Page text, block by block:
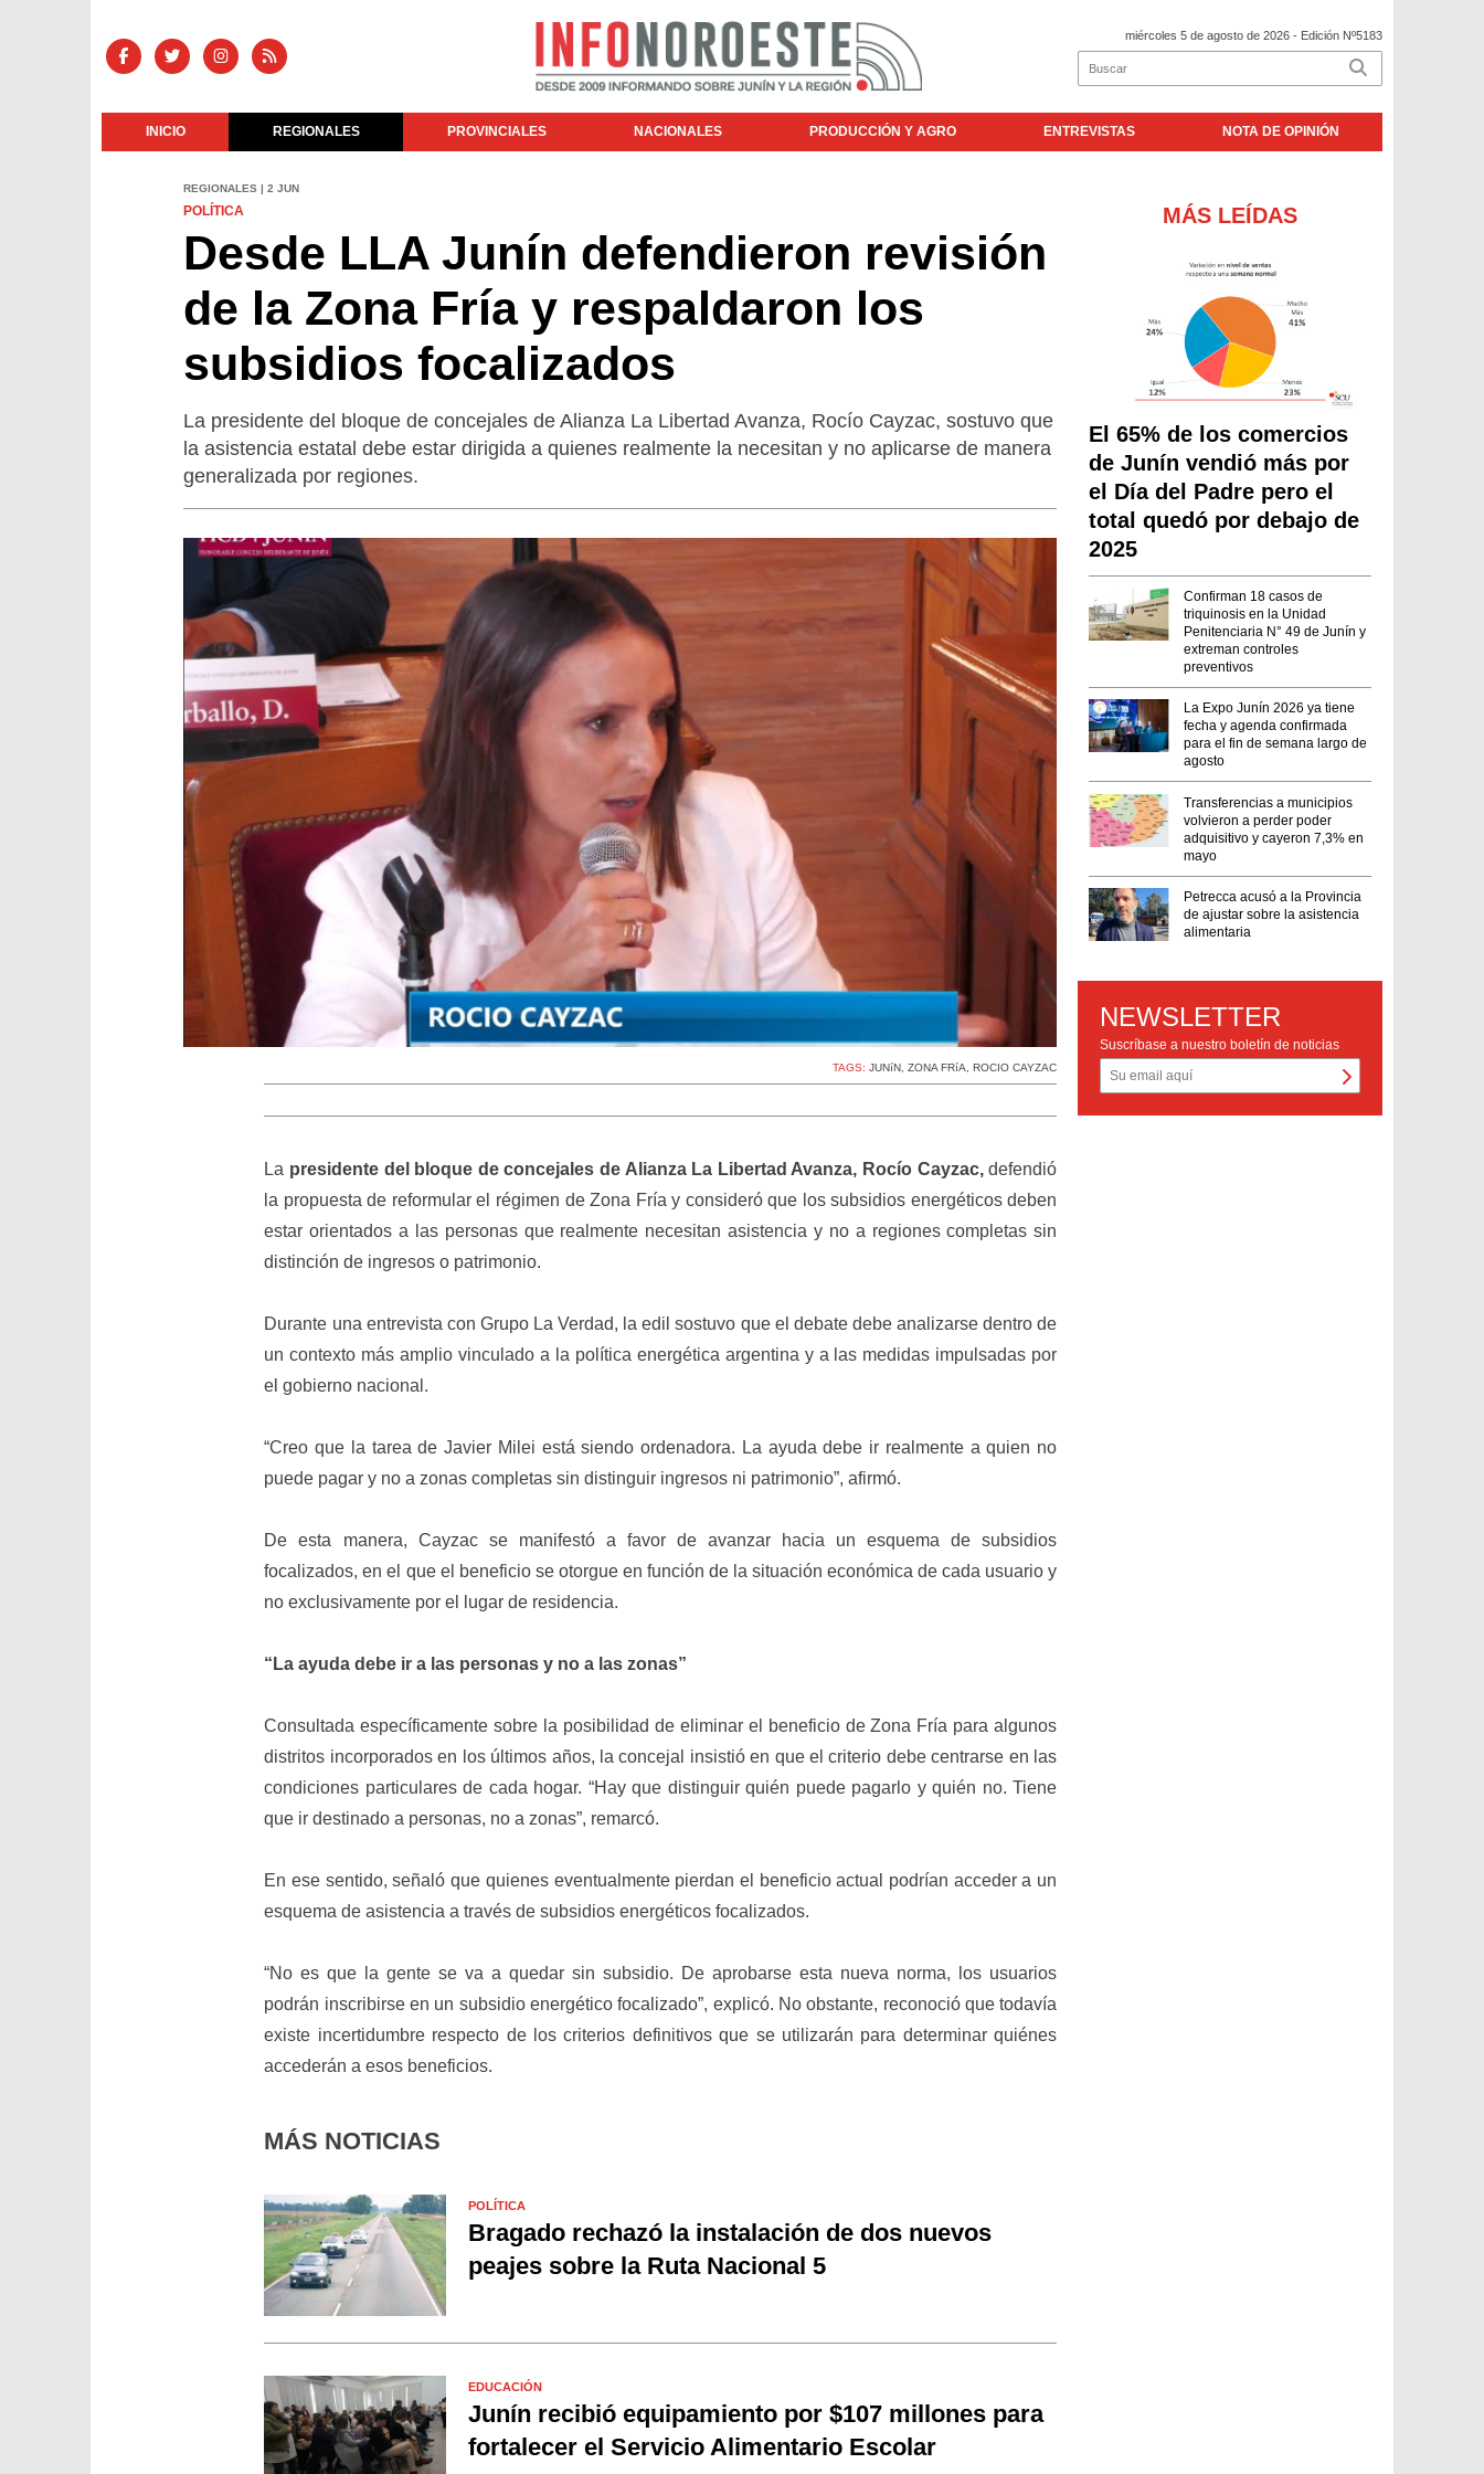
miércoles 5 de agosto de 2026 - Edición Nº5183
INICIO REGIONALES PROVINCIALES NACIONALES PRODUCCIÓN Y AGRO ENTREVISTAS NOTA DE OPINIÓN
REGIONALES | 2 JUN
POLÍTICA
Desde LLA Junín defendieron revisión
de la Zona Fría y respaldaron los
subsidios focalizados
La presidente del bloque de concejales de Alianza La Libertad Avanza, Rocío Cayzac, sostuvo que
la asistencia estatal debe estar dirigida a quienes realmente la necesitan y no aplicarse de manera
generalizada por regiones.
TAGS:JUNíN ,ZONA FRíA ,ROCIO CAYZAC
La presidente del bloque de concejales de Alianza La Libertad Avanza, Rocío Cayzac,defendió
la propuesta de reformular el régimen de Zona Fría y consideró que los subsidios energéticos deben
estar orientados a las personas que realmente necesitan asistencia y no a regiones completas sin
distinción de ingresos o patrimonio.
Durante una entrevista con Grupo La Verdad, la edil sostuvo que el debate debe analizarse dentro de
un contexto más amplio vinculado a la política energética argentina y a las medidas impulsadas por
el gobierno nacional.
“Creo que la tarea de Javier Milei está siendo ordenadora. La ayuda debe ir realmente a quien no
puede pagar y no a zonas completas sin distinguir ingresos ni patrimonio”, afirmó.
De esta manera, Cayzac se manifestó a favor de avanzar hacia un esquema de subsidios
focalizados, en el que el beneficio se otorgue en función de la situación económica de cada usuario y
no exclusivamente por el lugar de residencia.
“La ayuda debe ir a las personas y no a las zonas”
Consultada específicamente sobre la posibilidad de eliminar el beneficio de Zona Fría para algunos
distritos incorporados en los últimos años, la concejal insistió en que el criterio debe centrarse en las
condiciones particulares de cada hogar. “Hay que distinguir quién puede pagarlo y quién no. Tiene
que ir destinado a personas, no a zonas”, remarcó.
En ese sentido, señaló que quienes eventualmente pierdan el beneficio actual podrían acceder a un
esquema de asistencia a través de subsidios energéticos focalizados.
“No es que la gente se va a quedar sin subsidio. De aprobarse esta nueva norma, los usuarios
podrán inscribirse en un subsidio energético focalizado”, explicó. No obstante, reconoció que todavía
existe incertidumbre respecto de los criterios definitivos que se utilizarán para determinar quiénes
accederán a esos beneficios.
MÁS NOTICIAS
POLÍTICA
Bragado rechazó la instalación de dos nuevos
peajes sobre la Ruta Nacional 5
EDUCACIÓN
Junín recibió equipamiento por $107 millones para
fortalecer el Servicio Alimentario Escolar
MÁS LEÍDAS
El 65% de los comercios
de Junín vendió más por
el Día del Padre pero el
total quedó por debajo de
2025
Confirman 18 casos de
triquinosis en la Unidad
Penitenciaria N° 49 de Junín y
extreman controles
preventivos
La Expo Junín 2026 ya tiene
fecha y agenda confirmada
para el fin de semana largo de
agosto
Transferencias a municipios
volvieron a perder poder
adquisitivo y cayeron 7,3% en
mayo
Petrecca acusó a la Provincia
de ajustar sobre la asistencia
alimentaria
NEWSLETTER
Suscríbase a nuestro boletín de noticias